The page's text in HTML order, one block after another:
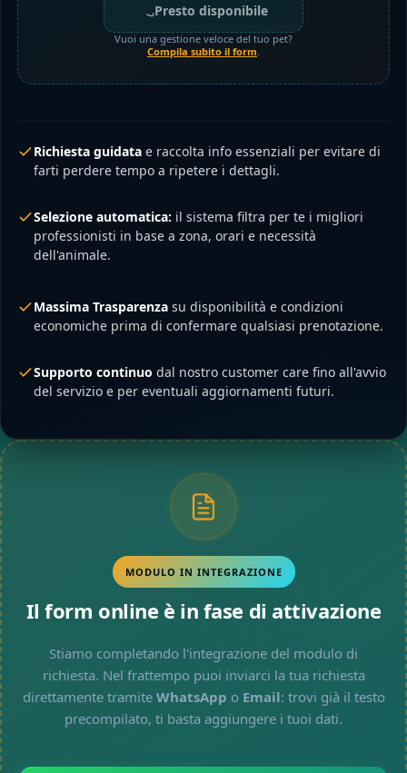
Presto disponibile
Vuoi una gestione veloce del tuo pet?
Compila subito il form
Richiesta guidata e raccolta info essenziali per evitare di
farti perdere tempo a ripetere i dettagli.
Selezione automatica: il sistema filtra per te i migliori
professionisti in base a zona, orari e necessità
dell'animale.
Massima Trasparenza su disponibilità e condizioni
economiche prima di confermare qualsiasi prenotazione.
Supporto continuo dal nostro customer care fino all'avvio
del servizio e per eventuali aggiornamenti futuri.
MODULO IN INTEGRAZIONE
Il form online è in fase di attivazione
Stiamo completando l'integrazione del modulo di
richiesta. Nel frattempo puoi inviarci la tua richiesta
direttamente tramite WhatsApp o Email: trovi già il testo
precompilato, ti basta aggiungere i tuoi dati.